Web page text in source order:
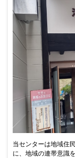
当センターは地域住
に、地域の連帯意識